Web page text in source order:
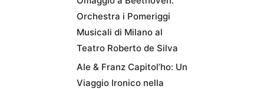
Orchestra i Pomeriggi
Musicali di Milano al
Teatro Roberto de Silva
Ale & Franz Capitol’ho: Un
Viaggio Ironico nella